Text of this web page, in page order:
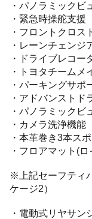
・パノラミックビ
・緊急時操舵支援
・フロントクロス
・レーンチェンジ
・ドライブレコー
・トヨタチームメ
・パーキングサ
・アドバンストド
・パノラミックビ
・カメラ洗浄機能
・本革巻き3本ス
・フロアマット(
※上記セーフティ
ケージ2）
・電動式リヤサン